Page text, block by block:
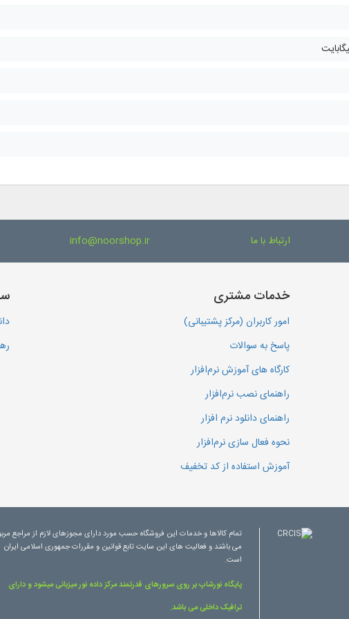
ارتباط با ما info@noorshop.ir
خدمات مشتری
امور کاربران (مرکز پشتیبانی)
پاسخ به سوالات
کارگاه های آموزش نرم‌افزار
راهنمای نصب نرم‌افزار
راهنمای دانلود نرم افزار
نحوه فعال سازی نرم‌افزار
آموزش استفاده از کد تخفیف
تمام کالاها و خدمات این فروشگاه حسب مورد دارای مجوزهای لازم از مراجع
می باشند و فعالیت های این سایت تابع قوانین و مقررات جمهوری اسلامی ایران
است.
پایگاه نورشاپ بر روی سرورهای قدرتمند مرکز داده نور میزبانی میشود و دارای
ترافیک داخلی می باشد.